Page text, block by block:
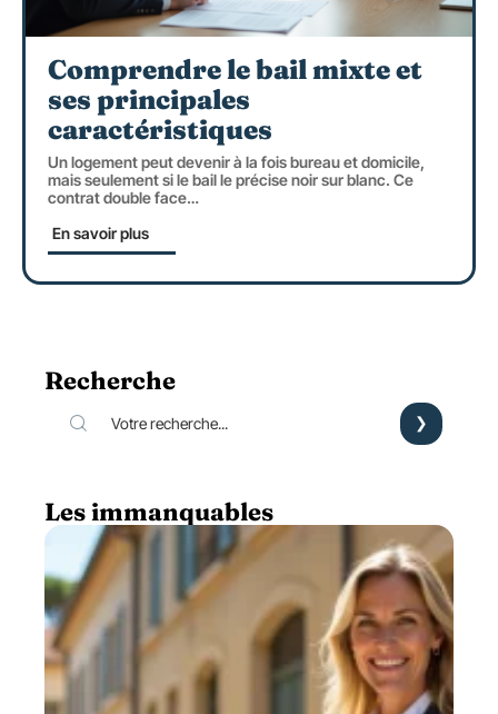
Comprendre le bail mixte et
ses principales
caractéristiques
Un logement peut devenir à la fois bureau et domicile,
mais seulement si le bail le précise noir sur blanc. Ce
contrat double face…
En savoir plus
Recherche
Les immanquables